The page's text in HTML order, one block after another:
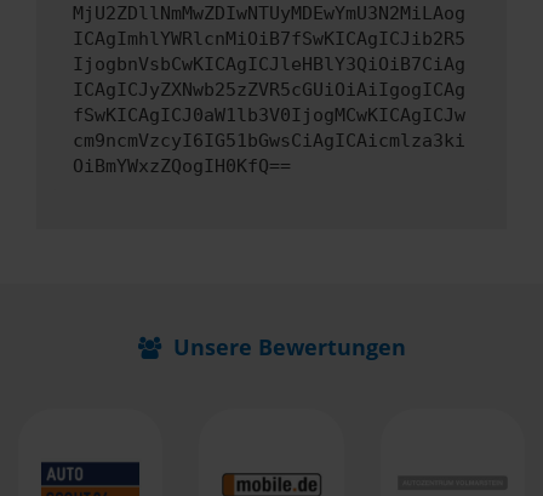
MjU2ZDllNmMwZDIwNTUyMDEwYmU3N2MiLAog
ICAgImhlYWRlcnMiOiB7fSwKICAgICJib2R5
IjogbnVsbCwKICAgICJleHBlY3QiOiB7CiAg
ICAgICJyZXNwb25zZVR5cGUiOiAiIgogICAg
fSwKICAgICJ0aW1lb3V0IjogMCwKICAgICJw
cm9ncmVzcyI6IG51bGwsCiAgICAicmlza3ki
OiBmYWxzZQogIH0KfQ==
Unsere Bewertungen